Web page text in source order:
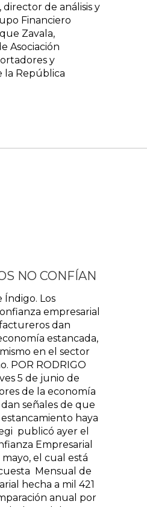
director de análisis y
Financiero
Zavala,
Asociación
y
la República
NO CONFÍAN
Los
empresarial
dan
estancada,
en el sector
POR RODRIGO
5 de junio de
de la economía
señales de que
haya
publicó ayer el
Empresarial
el cual está
Mensual de
hecha a mil 421
anual por